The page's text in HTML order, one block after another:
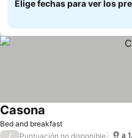
Elige fechas para ver los
Bed and breakfast
Casona
/ Puntuación no disponible a